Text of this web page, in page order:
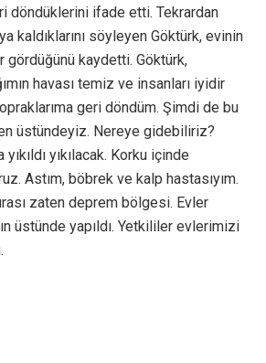
döndüklerini ifade etti. Tekrardan
kaldıklarını söyleyen Göktürk, evinin
kaydetti. Göktürk,
havası temiz ve insanları iyidir
geri döndüm. Şimdi de bu
üstündeyiz. Nereye gidebiliriz?
yıkılacak. Korku içinde
Astım, böbrek ve kalp hastasıyım.
zaten deprem bölgesi. Evler
üstünde yapıldı. Yetkililer evlerimizi